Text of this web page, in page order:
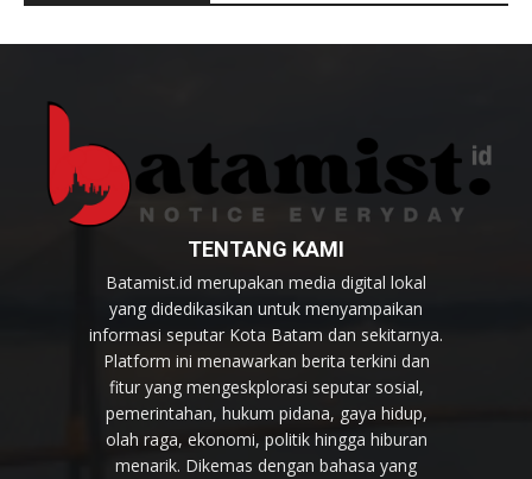
TENTANG KAMI
Batamist.id merupakan media digital lokal
yang didedikasikan untuk menyampaikan
informasi seputar Kota Batam dan sekitarnya.
Platform ini menawarkan berita terkini dan
fitur yang mengeskplorasi seputar sosial,
pemerintahan, hukum pidana, gaya hidup,
olah raga, ekonomi, politik hingga hiburan
menarik. Dikemas dengan bahasa yang